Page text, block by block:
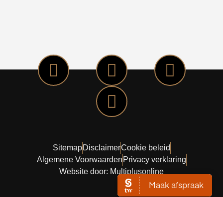
Sitemap DisclaimerCookie beleid
Algemene Voorwaarden Privacy verklaring
Website door: Multiplusonline